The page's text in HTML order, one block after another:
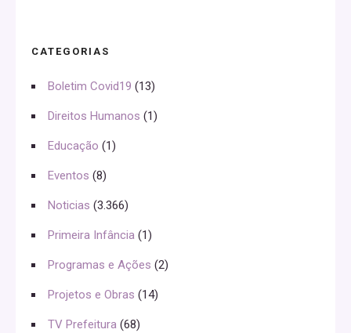
CATEGORIAS
Boletim Covid19 (13)
Direitos Humanos (1)
Educação (1)
Eventos (8)
Noticias (3.366)
Primeira Infância (1)
Programas e Ações (2)
Projetos e Obras (14)
TV Prefeitura (68)